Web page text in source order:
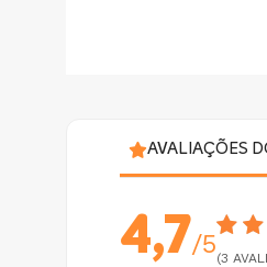
AVALIAÇÕES
4,7/5(3